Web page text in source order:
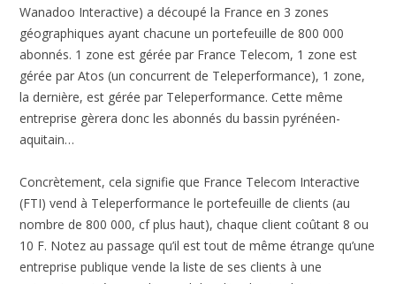
Wanadoo Interactive) a découpé la France en 3 zones
géographiques ayant chacune un portefeuille de 800 000
abonnés. 1 zone est gérée par France Telecom, 1 zone est
gérée par Atos (un concurrent de Teleperformance), 1 zone,
la dernière, est gérée par Teleperformance. Cette même
entreprise gèrera donc les abonnés du bassin pyrénéen-
aquitain…
Concrètement, cela signifie que France Telecom Interactive
(FTI) vend à Teleperformance le portefeuille de clients (au
nombre de 800 000, cf plus haut), chaque client coûtant 8 ou
10 F. Notez au passage qu’il est tout de même étrange qu’une
entreprise publique vende la liste de ses clients à une